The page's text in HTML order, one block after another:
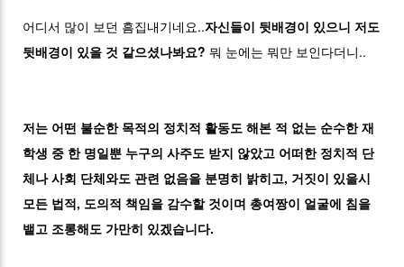
어디서 많이 보던 흠집내기네요..자신들이 뒷배경이 있으니 저도
뒷배경이 있을 것 같으셨나봐요? 뭐 눈에는 뭐만 보인다더니..
저는 어떤 불순한 목적의 정치적 활동도 해본 적 없는 순수한 재
학생 중 한 명일뿐 누구의 사주도 받지 않았고 어떠한 정치적 단
체나 사회 단체와도 관련 없음을 분명히 밝히고, 거짓이 있을시
모든 법적, 도의적 책임을 감수할 것이며 총여짱이 얼굴에 침을
뱉고 조롱해도 가만히 있겠습니다.